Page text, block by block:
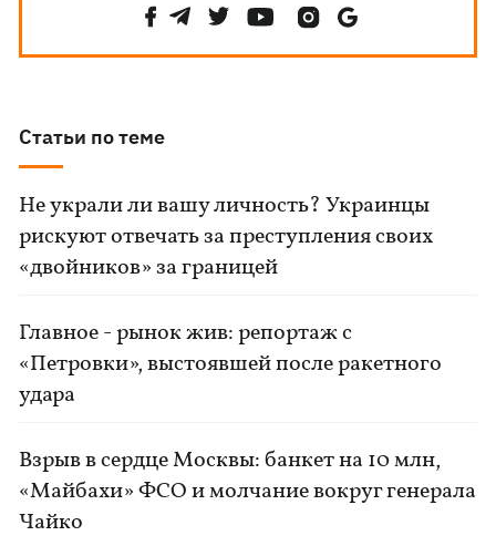
Статьи по теме
Не украли ли вашу личность? Украинцы
рискуют отвечать за преступления своих
«двойников» за границей
Главное - рынок жив: репортаж с
«Петровки», выстоявшей после ракетного
удара
Взрыв в сердце Москвы: банкет на 10 млн,
«Майбахи» ФСО и молчание вокруг генерала
Чайко